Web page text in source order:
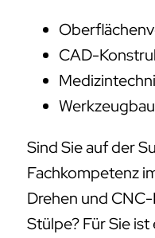
CAD-
Werkzeugbau
Sind Sie auf der
Fachkompetenz
Drehen und
Stülpe? Für Sie